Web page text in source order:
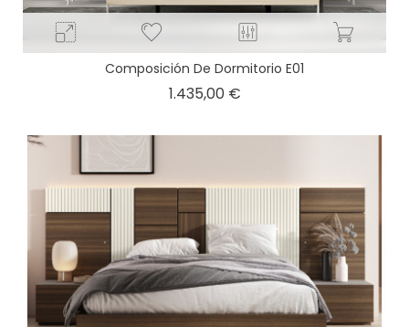
Composición De Dormitorio E01
1.435,00 €Precio